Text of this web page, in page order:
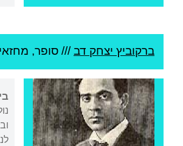
ברקוביץ יצחק דב/// סופר,